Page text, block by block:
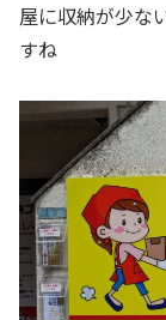
屋に収納が少な
すね